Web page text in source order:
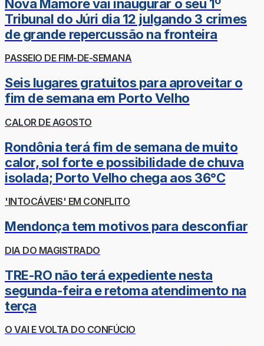
Nova Mamoré vai inaugurar o seu 1º
Tribunal do Júri dia 12 julgando 3 crimes
de grande repercussão na fronteira
PASSEIO DE FIM-DE-SEMANA
Seis lugares gratuitos para aproveitar o
fim de semana em Porto Velho
CALOR DE AGOSTO
Rondônia terá fim de semana de muito
calor, sol forte e possibilidade de chuva
isolada; Porto Velho chega aos 36°C
'INTOCÁVEIS' EM CONFLITO
Mendonça tem motivos para desconfiar
DIA DO MAGISTRADO
TRE-RO não terá expediente nesta
segunda-feira e retoma atendimento na
terça
O VAI E VOLTA DO CONFÚCIO